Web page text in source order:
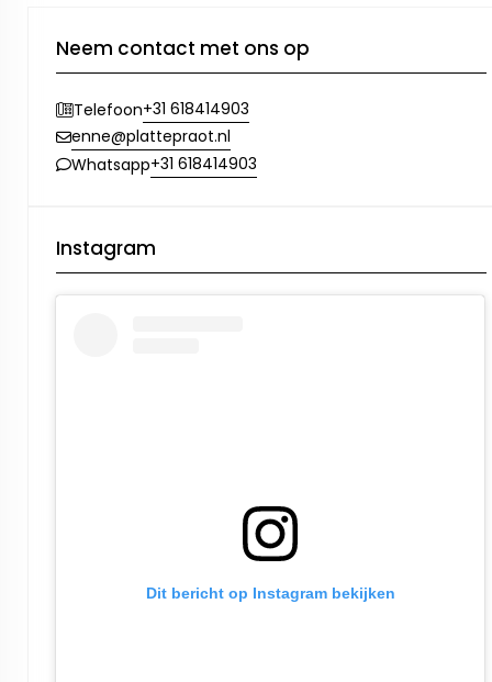
Neem contact met ons op
Telefoon+31 618414903
enne@plattepraot.nl
Whatsapp+31 618414903
Instagram
Dit bericht op Instagram bekijken